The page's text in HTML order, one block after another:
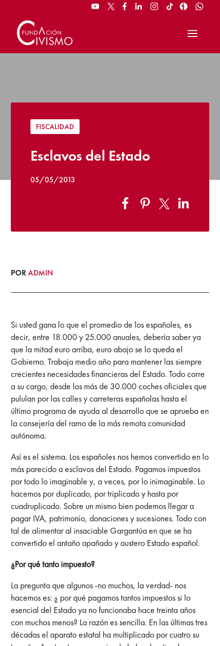
FISCALIDAD
Esclavos del Estado
05/05/2013
PORADMIN
Si usted gana lo que el promedio de los españoles, es
decir, entre 18.000 y 25.000 anuales, debería saber ya
que la mitad euro arriba, euro abajo se lo queda el
Gobierno. Trabaja medio año para mantener las siempre
crecientes necesidades financieras del Estado. Todo corre
a su cargo, desde los más de 30.000 coches oficiales que
pululan por las calles y carreteras españolas hasta el
último programa de ayuda al desarrollo que se aprueba en
la consejería del ramo de la más remota comunidad
autónoma.
Así es el sistema. Los españoles nos hemos convertido en lo
más parecido a esclavos del Estado. Pagamos impuestos
por todo lo imaginable y, a veces, por lo inimaginable. Lo
hacemos por duplicado, por triplicado y hasta por
cuadruplicado. Sobre un mismo bien podemos llegar a
pagar IVA, patrimonio, donaciones y sucesiones. Todo con
tal de alimentar al insaciable Gargantúa en que se ha
convertido el antaño apañado y austero Estado español.
¿Por qué tanto impuesto?
La pregunta que algunos -no muchos, la verdad- nos
hacemos es: ¿ por qué pagamos tantos impuestos si lo
esencial del Estado ya no funcionaba hace treinta años
con muchos menos? La razón es sencilla. En las últimas tres
décadas el aparato estatal ha multiplicado por cuatro su